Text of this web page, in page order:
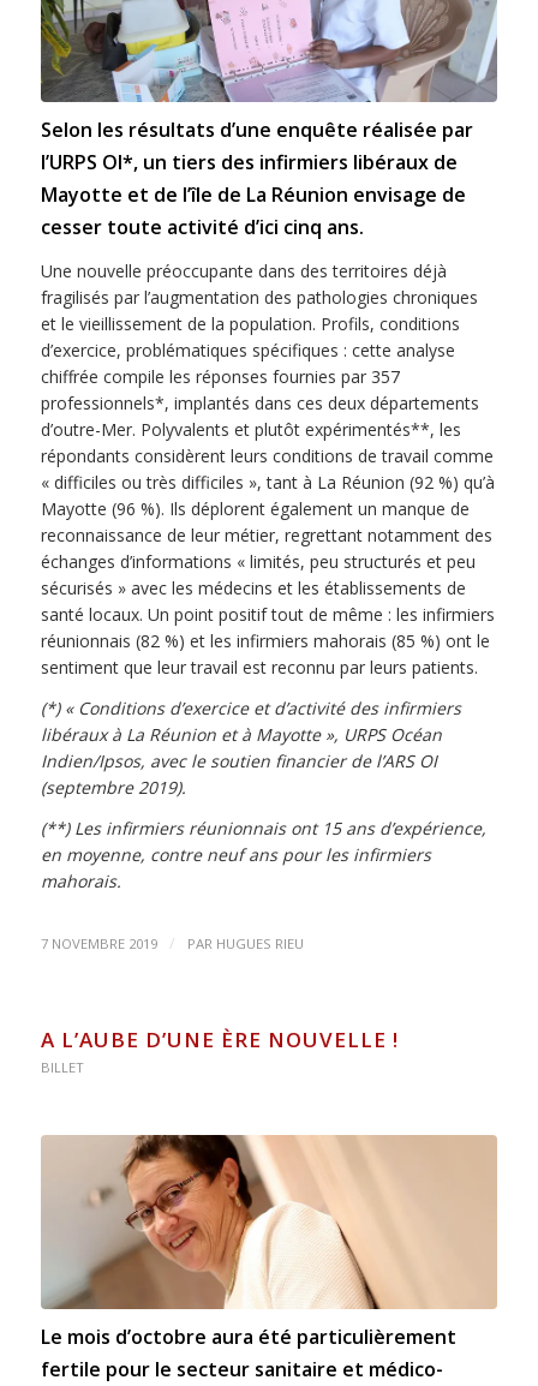
Selon les résultats d’une enquête réalisée par
l’URPS OI*, un tiers des infirmiers libéraux de
Mayotte et de l’île de La Réunion envisage de
cesser toute activité d’ici cinq ans.
Une nouvelle préoccupante dans des territoires déjà
fragilisés par l’augmentation des pathologies chroniques
et le vieillissement de la population. Profils, conditions
d’exercice, problématiques spécifiques : cette analyse
chiffrée compile les réponses fournies par 357
professionnels*, implantés dans ces deux départements
d’outre-Mer. Polyvalents et plutôt expérimentés**, les
répondants considèrent leurs conditions de travail comme
« difficiles ou très difficiles », tant à La Réunion (92 %) qu’à
Mayotte (96 %). Ils déplorent également un manque de
reconnaissance de leur métier, regrettant notamment des
échanges d’informations « limités, peu structurés et peu
sécurisés » avec les médecins et les établissements de
santé locaux. Un point positif tout de même : les infirmiers
réunionnais (82 %) et les infirmiers mahorais (85 %) ont le
sentiment que leur travail est reconnu par leurs patients.
(*) « Conditions d’exercice et d’activité des infirmiers
libéraux à La Réunion et à Mayotte », URPS Océan
Indien/Ipsos, avec le soutien financier de l’ARS OI
(septembre 2019).
(**) Les infirmiers réunionnais ont 15 ans d’expérience,
en moyenne, contre neuf ans pour les infirmiers
mahorais.
7 NOVEMBRE 2019 / PAR HUGUES RIEU
A L’AUBE D’UNE ÈRE NOUVELLE !
BILLET
Le mois d’octobre aura été particulièrement
fertile pour le secteur sanitaire et médico-